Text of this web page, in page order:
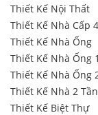
Thiết Kế Nội Thất
Thiết Kế Nhà Cấp 4
Thiết Kế Nhà Ống
Thiết Kế Nhà Ống
Thiết Kế Nhà Ống
Thiết Kế Nhà 2
Thiết Kế Biệt Thự